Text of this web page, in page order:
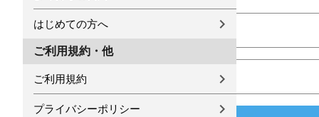
はじめての方へ
ご利用規約・他
ご利用規約
プライバシーポリシー